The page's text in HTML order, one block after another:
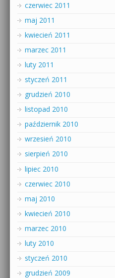
czerwiec 2011
maj 2011
kwiecień 2011
marzec 2011
luty 2011
styczeń 2011
grudzień 2010
listopad 2010
październik 2010
wrzesień 2010
sierpień 2010
lipiec 2010
czerwiec 2010
maj 2010
kwiecień 2010
marzec 2010
luty 2010
styczeń 2010
grudzień 2009